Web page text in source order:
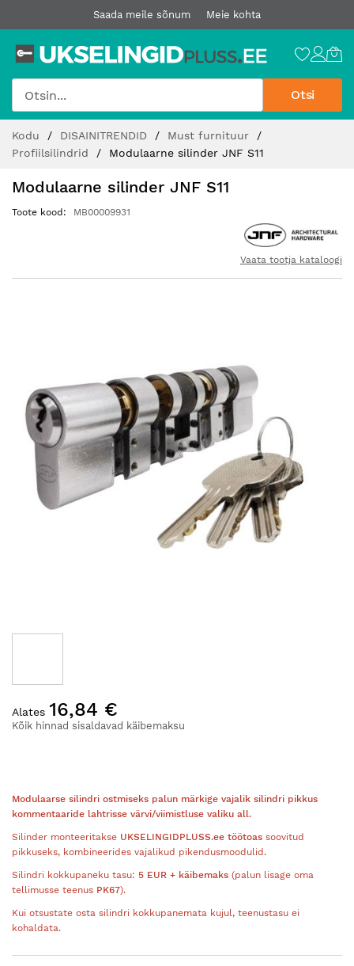
Saada meile sõnum Meie kohta
Otsi
sisu
juurde
Kodu DISAINITRENDID
Must furnituur
Profiilsilindrid
Modulaarne silinder JNF S11
Modulaarne silinder JNF S11
Toote kood MB00009931
Vaata tootja kataloogi
pildigalerii
algusesse
Kõik hinnad sisaldavad käibemaksu
Alates 16,84 €
Modulaarse silindri ostmiseks palun märkige vajalik silindri pikkus
kommentaaride lahtrisse värvi/viimistluse valiku all.
Silinder monteeritakse UKSELINGIDPLUSS.ee töötoas soovitud
pikkuseks, kombineerides vajalikud pikendusmoodulid.
Silindri kokkupaneku tasu: 5 EUR + käibemaks (palun lisage oma
tellimusse teenus PK67).
Kui otsustate osta silindri kokkupanemata kujul, teenustasu ei
kohaldata.